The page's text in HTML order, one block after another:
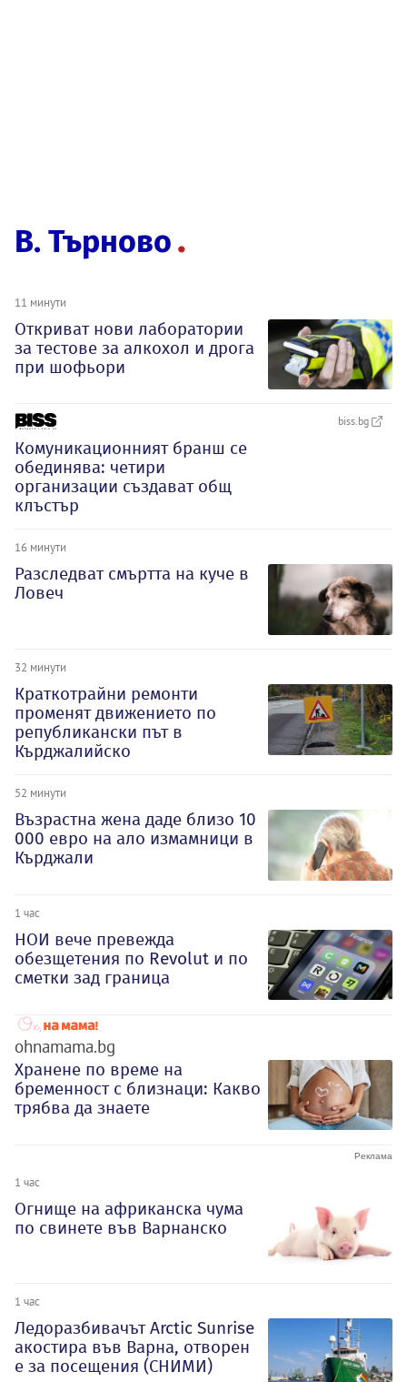
В. Търново
11 минути
Откриват нови лаборатории
за тестове за алкохол и дрога
при шофьори
biss.bg
Комуникационният бранш се
обединява: четири
организации създават общ
клъстър
16 минути
Разследват смъртта на куче в
Ловеч
32 минути
Краткотрайни ремонти
променят движението по
републикански път в
Кърджалийско
52 минути
Възрастна жена даде близо 10
000 евро на ало измамници в
Кърджали
1 час
НОИ вече превежда
обезщетения по Revolut и по
сметки зад граница
ohnamama.bg
Хранене по време на
бременност с близнаци: Какво
трябва да знаете
1 час
Огнище на африканска чума
по свинете във Варнанско
1 час
Ледоразбивачът Arctic Sunrise
акостира във Варна, отворен
е за посещения (СНИМИ)